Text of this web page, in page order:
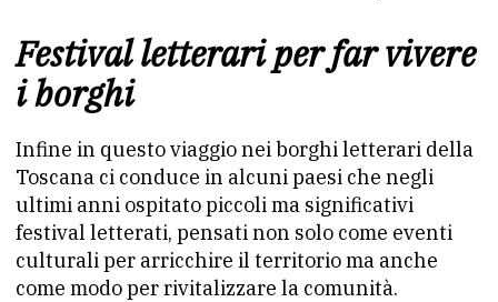
Festival letterari per far vivere
i borghi
Infine in questo viaggio nei borghi letterari della
Toscana ci conduce in alcuni paesi che negli
ultimi anni ospitato piccoli ma significativi
festival letterati, pensati non solo come eventi
culturali per arricchire il territorio ma anche
come modo per rivitalizzare la comunità.